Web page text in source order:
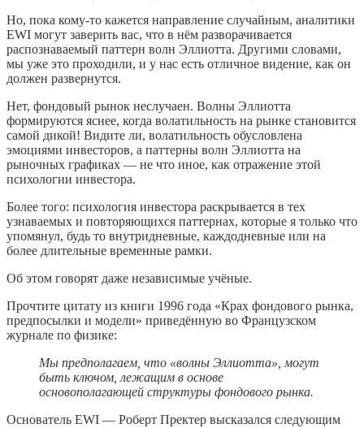
Но, пока кому-то кажется направление случайным, аналитики
EWI могут заверить вас, что в нём разворачивается
распознаваемый паттерн волн Эллиотта. Другими словами,
мы уже это проходили, и у нас есть отличное видение, как он
должен развернутся.
Нет, фондовый рынок неслучаен. Волны Эллиотта
формируются яснее, когда волатильность на рынке становится
самой дикой! Видите ли, волатильность обусловлена
эмоциями инвесторов, а паттерны волн Эллиотта на
рыночных графиках — не что иное, как отражение этой
психологии инвестора.
Более того: психология инвестора раскрывается в тех
узнаваемых и повторяющихся паттернах, которые я только что
упомянул, будь то внутридневные, каждодневные или на
более длительные временные рамки.
Об этом говорят даже независимые учёные.
Прочтите цитату из книги 1996 года «Крах фондового рынка,
предпосылки и модели» приведённую во Французском
журнале по физике:
Мы предполагаем, что «волны Эллиотта», могут
быть ключом, лежащим в основе
основополагающей структуры фондового рынка.
Основатель EWI — Роберт Пректер высказался следующим